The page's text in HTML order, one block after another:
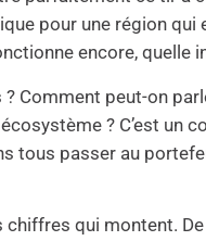
pour une région qui
encore, quelle
Comment peut-on
? C’est un
tous passer au
qui montent. De